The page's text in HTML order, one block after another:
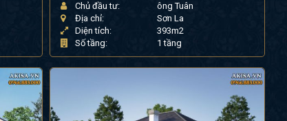
Chủ đầu tư:
ông Tuân
Địa chỉ:
Sơn La
Diện tích:
393m2
Số tầng:
1 tầng